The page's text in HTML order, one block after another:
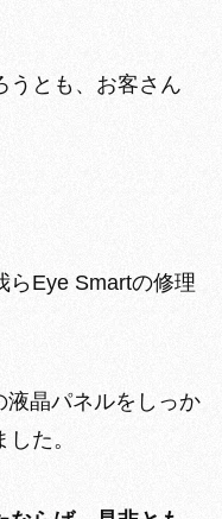
うとも、お客さん
らEye Smartの修理
晶パネルをしっか
た。